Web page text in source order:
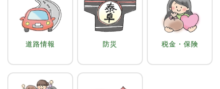
道路情報 防災 税金・保険